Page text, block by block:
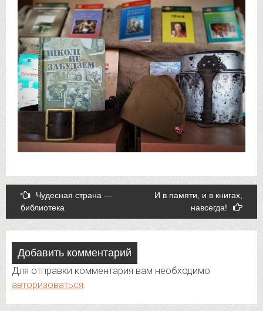
Post
navigation
Чудесная страна —
библиотека
И в памяти, и в книгах,
навсегда!
Добавить комментарий
Для отправки комментария вам необходимо
авторизоваться